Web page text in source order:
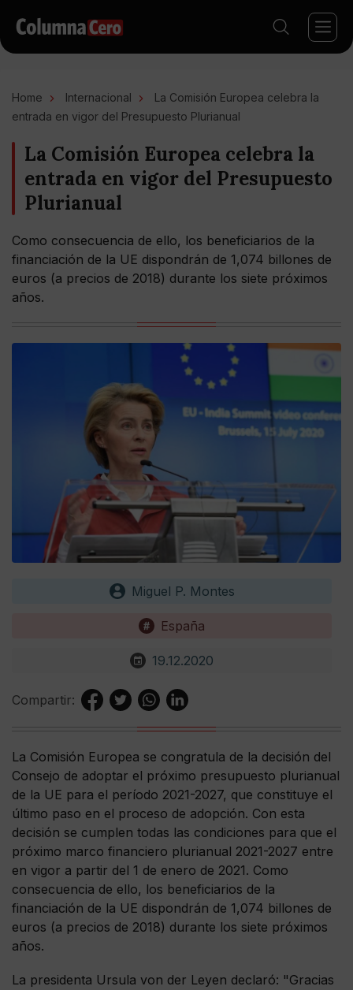
Home Internacional
La Comisión Europea celebra la
entrada en vigor del Presupuesto Plurianual
La Comisión Europea celebra la
entrada en vigor del Presupuesto
Plurianual
Como consecuencia de ello, los beneficiarios de la
financiación de la UE dispondrán de 1,074 billones de
euros (a precios de 2018) durante los siete próximos
años.
Miguel P. Montes
España
19.12.2020
Compartir:
La Comisión Europea se congratula de la decisión del
Consejo de adoptar el próximo presupuesto plurianual
de la UE para el período 2021-2027, que constituye el
último paso en el proceso de adopción. Con esta
decisión se cumplen todas las condiciones para que el
próximo marco financiero plurianual 2021-2027 entre
en vigor a partir del 1 de enero de 2021. Como
consecuencia de ello, los beneficiarios de la
financiación de la UE dispondrán de 1,074 billones de
euros (a precios de 2018) durante los siete próximos
años.
La presidenta Ursula von der Leyen declaró: "Gracias